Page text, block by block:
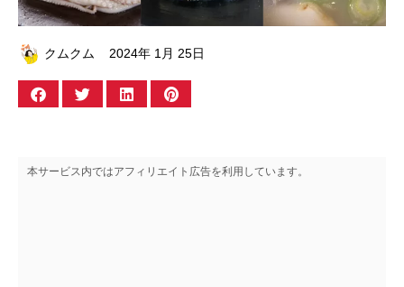
クムクム 2024年 1月 25日
本サービス内ではアフィリエイト広告を利用しています。